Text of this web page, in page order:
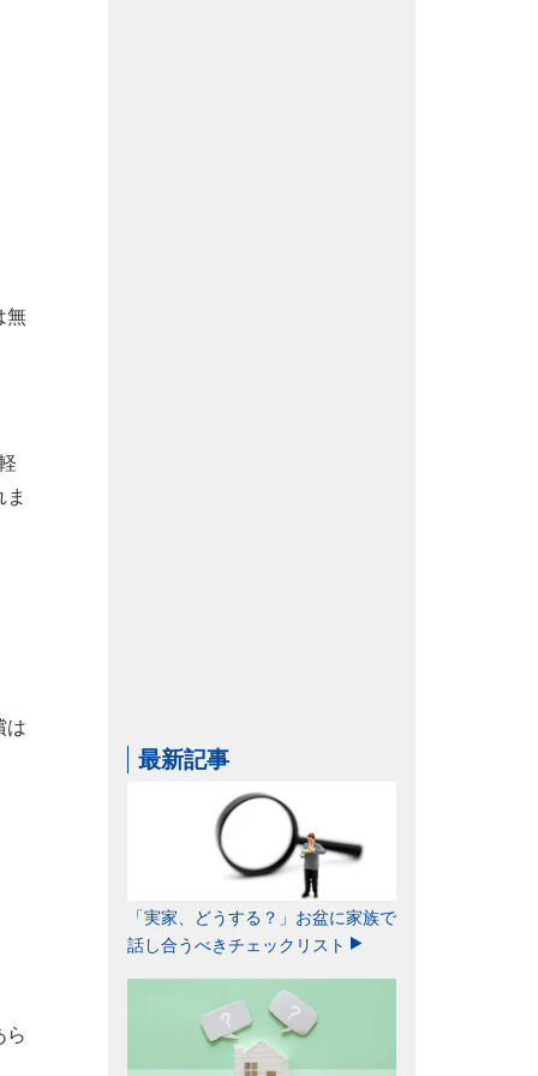
無
は
ら
最新記事
「実家、どうする？」お盆に家族で
話し合うべきチェックリスト